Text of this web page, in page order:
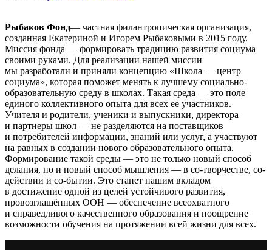
Рыбаков Фонд— частная филантропическая организация,
созданная Екатериной и Игорем Рыбаковыми в 2015 году.
Миссия фонда — формировать традицию развития социума
своими руками. Для реализации нашей миссии
мы разработали и приняли концепцию «Школа — центр
социума», которая поможет менять к лучшему социально-
образовательную среду в школах. Такая среда — это поле
единого коллективного опыта для всех ее участников.
Учителя и родители, ученики и выпускники, директора
и партнеры школ — не разделяются на поставщиков
и потребителей информации, знаний или услуг, а участвуют
на равных в создании нового образовательного опыта.
Формирование такой среды — это не только новый способ
делания, но и новый способ мышления — в со-творчестве, со-
действии и со-бытии. Это станет нашим вкладом
в достижение одной из целей устойчивого развития,
провозглашённых ООН — обеспечение всеохватного
и справедливого качественного образования и поощрение
возможности обучения на протяжении всей жизни для всех.